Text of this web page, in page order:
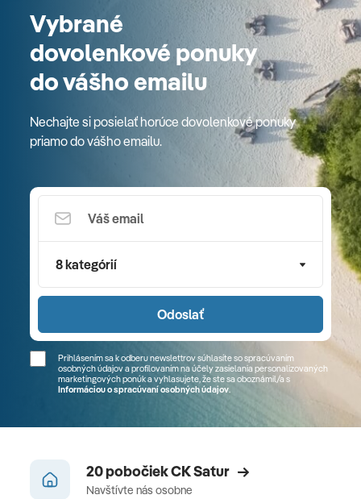
Vybrané
dovolenkové ponuky
do vášho emailu
Nechajte si posielať horúce dovolenkové ponuky
priamo do vášho emailu.
8 kategórií
Odoslať
Prihlásením sa k odberu newslettrov súhlasíte so spracúvaním
osobných údajov a profilovaním na účely zasielania personalizovaných
marketingových ponúk a vyhlasujete, že ste sa oboznámil/a s
Informáciou o spracúvaní osobných údajov.
20 pobočiek CK Satur
Navštívte nás osobne